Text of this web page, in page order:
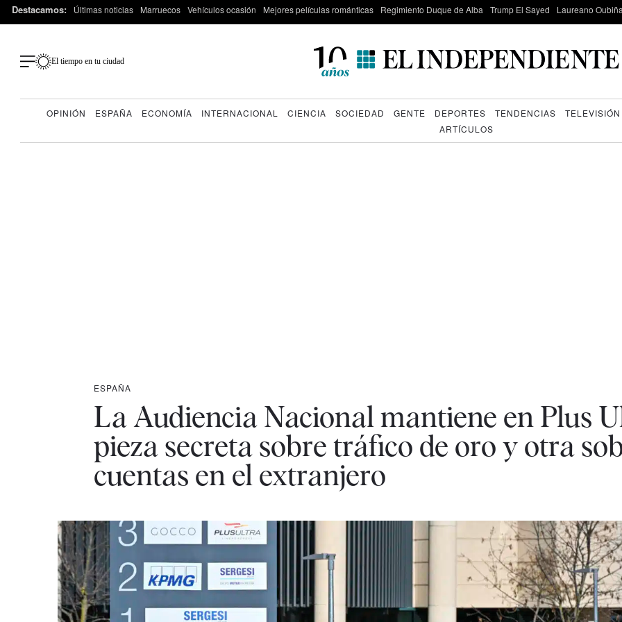
Destacamos: Últimas noticias Marruecos Vehículos ocasión Mejores películas románticas Regimiento Duque de Alba Trump El Sayed Laureano
El tiempo en tu ciudad
OPINIÓN ESPAÑA ECONOMÍA INTERNACIONAL CIENCIA SOCIEDAD GENTE DEPORTES TENDENCIAS
TELEVISIÓN
ARTÍCULOS
ESPAÑA
La Audiencia Nacional mantiene en Plus
pieza secreta sobre tráfico de oro y otra
cuentas en el extranjero